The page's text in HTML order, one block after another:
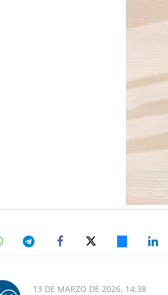
13 DE MARZO DE 2026, 14:38